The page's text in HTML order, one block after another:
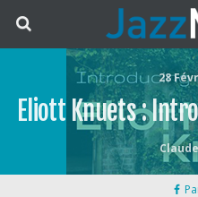
28
Eliott Knuets :